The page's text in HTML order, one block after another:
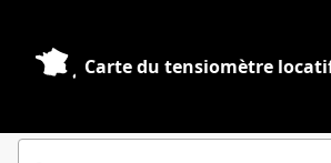
Carte du tensiomètre